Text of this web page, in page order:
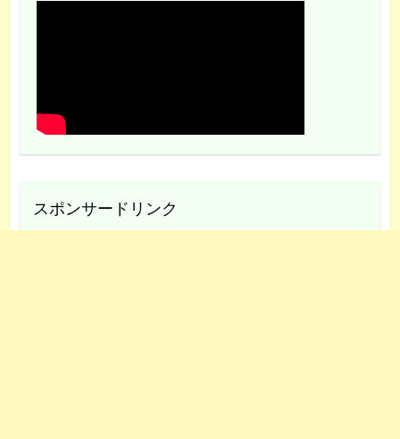
スポンサードリンク